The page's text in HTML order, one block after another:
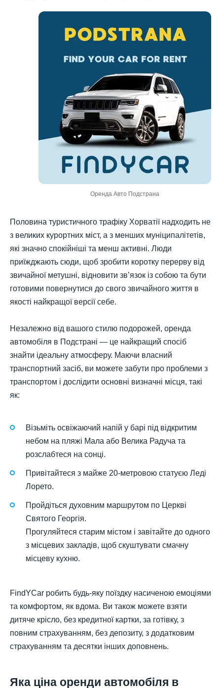
Оренда Авто Подстрана
Половина туристичного трафіку Хорватії надходить не
з великих курортних міст, а з менших муніципалітетів,
які значно спокійніші та менш активні. Люди
приїжджають сюди, щоб зробити коротку перерву від
звичайної метушні, відновити зв’язок із собою та бути
готовими повернутися до свого звичайного життя в
якості найкращої версії себе.
Незалежно від вашого стилю подорожей, оренда
автомобіля в Подстрані — це найкращий спосіб
знайти ідеальну атмосферу. Маючи власний
транспортний засіб, ви можете забути про проблеми з
транспортом і дослідити основні визначні місця, такі
як:
Візьміть освіжаючий напій у барі під відкритим
небом на пляжі Мала або Велика Радуча та
розслабтеся на сонці.
Привітайтеся з майже 20-метровою статуєю Леді
Лорето.
Пройдіться духовним маршрутом по Церкві
Святого Георгія.
Прогуляйтеся старим містом і завітайте до одного
з місцевих закладів, щоб скуштувати смачну
місцеву кухню.
FindYCar робить будь-яку поїздку насиченою емоціями
та комфортом, як вдома. Ви також можете взяти
дитяче крісло, без кредитної картки, за готівку, з
повним страхуванням, без депозиту, з додатковим
страхуванням та десятки інших доповнень.
Яка ціна оренди автомобіля в